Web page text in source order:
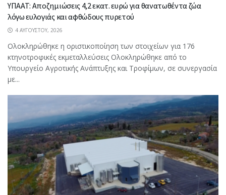
ΥΠΑΑΤ: Αποζημιώσεις 4,2 εκατ. ευρώ για θανατωθέντα ζώα
λόγω ευλογιάς και αφθώδους πυρετού
4 ΑΥΓΟΎΣΤΟΥ, 2026
Ολοκληρώθηκε η οριστικοποίηση των στοιχείων για 176
κτηνοτροφικές εκμεταλλεύσεις Ολοκληρώθηκε από το
Υπουργείο Αγροτικής Ανάπτυξης και Τροφίμων, σε συνεργασία
με...